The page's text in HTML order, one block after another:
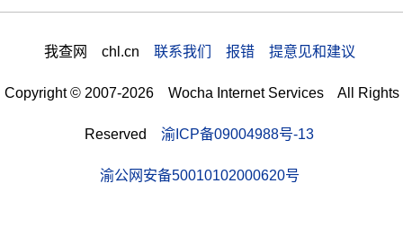
我查网 chl.cn 联系我们 报错 提意见和建议
Copyright © 2007-2026 Wocha Internet Services All Rights
Reserved 渝ICP备09004988号-13
渝公网安备50010102000620号